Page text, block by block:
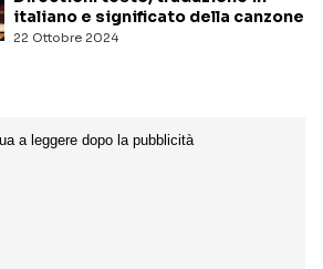
22 Ottobre 2024
italiano e significato della canzone